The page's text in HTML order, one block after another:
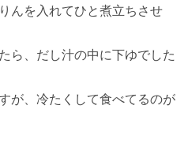
んを入れてひと煮立ちさせ
ら、だし汁の中に下ゆでした
が、冷たくして食べてるのが